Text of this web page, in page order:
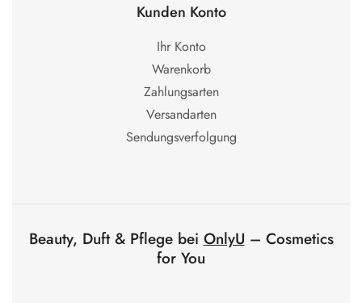
Kunden Konto
Ihr Konto
Warenkorb
Zahlungsarten
Versandarten
Sendungsverfolgung
Beauty, Duft & Pflege bei OnlyU – Cosmetics
for You